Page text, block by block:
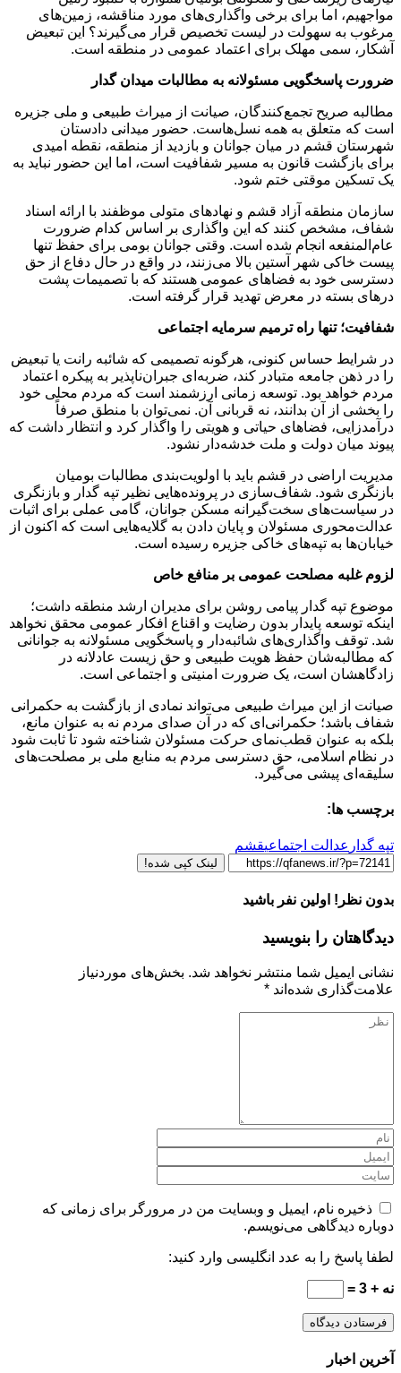
مواجهیم، اما برای برخی واگذاری‌های مورد مناقشه، زمین‌های
مرغوب به سهولت در لیست تخصیص قرار می‌گیرند؟ این تبعیض
آشکار، سمی مهلک برای اعتماد عمومی در منطقه است.
ضرورت پاسخگویی مسئولانه به مطالبات میدان گدار
مطالبه صریح تجمع‌کنندگان، صیانت از میراث طبیعی و ملی جزیره
است که متعلق به همه نسل‌هاست. حضور میدانی دادستان
شهرستان قشم در میان جوانان و بازدید از منطقه، نقطه امیدی
برای بازگشت قانون به مسیر شفافیت است، اما این حضور نباید به
یک تسکین موقتی ختم شود.
سازمان منطقه آزاد قشم و نهادهای متولی موظفند با ارائه اسناد
شفاف، مشخص کنند که این واگذاری بر اساس کدام ضرورت
عام‌المنفعه انجام شده است. وقتی جوانان بومی برای حفظ تنها
پیست خاکی شهر آستین بالا می‌زنند، در واقع در حال دفاع از حق
دسترسی خود به فضاهای عمومی هستند که با تصمیمات پشت
درهای بسته در معرض تهدید قرار گرفته است.
شفافیت؛ تنها راه ترمیم سرمایه اجتماعی
در شرایط حساس کنونی، هرگونه تصمیمی که شائبه رانت یا تبعیض
را در ذهن جامعه متبادر کند، ضربه‌ای جبران‌ناپذیر به پیکره اعتماد
مردم خواهد بود. توسعه زمانی ارزشمند است که مردم محلی خود
را بخشی از آن بدانند، نه قربانی آن. نمی‌توان با منطق صرفاً
درآمدزایی، فضاهای حیاتی و هویتی را واگذار کرد و انتظار داشت که
پیوند میان دولت و ملت خدشه‌دار نشود.
مدیریت اراضی در قشم باید با اولویت‌بندی مطالبات بومیان
بازنگری شود. شفاف‌سازی در پرونده‌هایی نظیر تپه گدار و بازنگری
در سیاست‌های سخت‌گیرانه مسکن جوانان، گامی عملی برای اثبات
عدالت‌محوری مسئولان و پایان دادن به گلایه‌هایی است که اکنون از
خیابان‌ها به تپه‌های خاکی جزیره رسیده است.
لزوم غلبه مصلحت عمومی بر منافع خاص
موضوع تپه گدار پیامی روشن برای مدیران ارشد منطقه داشت؛
اینکه توسعه پایدار بدون رضایت و اقناع افکار عمومی محقق نخواهد
شد. توقف واگذاری‌های شائبه‌دار و پاسخگویی مسئولانه به جوانانی
که مطالبه‌شان حفظ هویت طبیعی و حق زیست عادلانه در
زادگاهشان است، یک ضرورت امنیتی و اجتماعی است.
صیانت از این میراث طبیعی می‌تواند نمادی از بازگشت به حکمرانی
شفاف باشد؛ حکمرانی‌ای که در آن صدای مردم نه به عنوان مانع،
بلکه به عنوان قطب‌نمای حرکت مسئولان شناخته شود تا ثابت شود
در نظام اسلامی، حق دسترسی مردم به منابع ملی بر مصلحت‌های
سلیقه‌ای پیشی می‌گیرد.
برچسب ها:
تپه گدار عدالت اجتماعیقشم
لینک کپی شده!
بدون نظر! اولین نفر باشید
دیدگاهتان را بنویسید
نشانی ایمیل شما منتشر نخواهد شد. بخش‌های موردنیاز
علامت‌گذاری شده‌اند *
ذخیره نام، ایمیل و وبسایت من در مرورگر برای زمانی که
دوباره دیدگاهی می‌نویسم.
لطفا پاسخ را به عدد انگلیسی وارد کنید:
نه + 3 =
آخرین اخبار